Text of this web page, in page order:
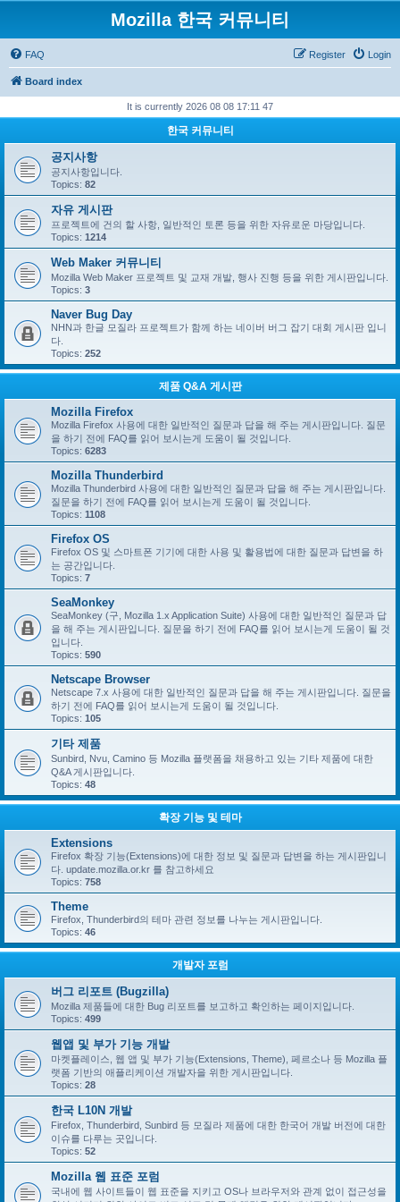
Mozilla 한국 커뮤니티
FAQ Login
Register
Board index
It is currently 2026 08 08 17:11 47
한국 커뮤니티
공지사항
공지사항입니다.
Topics: 82
자유 게시판
프로젝트에 건의 할 사항, 일반적인 토론 등을 위한 자유로운 마당입니다.
Topics: 1214
Web Maker 커뮤니티
Mozilla Web Maker 프로젝트 및 교재 개발, 행사 진행 등을 위한 게시판입니다.
Topics: 3
Naver Bug Day
NHN과 한글 모질라 프로젝트가 함께 하는 네이버 버그 잡기 대회 게시판 입니
다.
Topics: 252
제품 Q&A 게시판
Mozilla Firefox
Mozilla Firefox 사용에 대한 일반적인 질문과 답을 해 주는 게시판입니다. 질문
을 하기 전에 FAQ를 읽어 보시는게 도움이 될 것입니다.
Topics: 6283
Mozilla Thunderbird
Mozilla Thunderbird 사용에 대한 일반적인 질문과 답을 해 주는 게시판입니다.
질문을 하기 전에 FAQ를 읽어 보시는게 도움이 될 것입니다.
Topics: 1108
Firefox OS
Firefox OS 및 스마트폰 기기에 대한 사용 및 활용법에 대한 질문과 답변을 하
는 공간입니다.
Topics: 7
SeaMonkey
SeaMonkey (구, Mozilla 1.x Application Suite) 사용에 대한 일반적인 질문과 답
을 해 주는 게시판입니다. 질문을 하기 전에 FAQ를 읽어 보시는게 도움이 될 것
입니다.
Topics: 590
Netscape Browser
Netscape 7.x 사용에 대한 일반적인 질문과 답을 해 주는 게시판입니다. 질문을
하기 전에 FAQ를 읽어 보시는게 도움이 될 것입니다.
Topics: 105
기타 제품
Sunbird, Nvu, Camino 등 Mozilla 플랫폼을 채용하고 있는 기타 제품에 대한
Q&A 게시판입니다.
Topics: 48
확장 기능 및 테마
Extensions
Firefox 확장 기능(Extensions)에 대한 정보 및 질문과 답변을 하는 게시판입니
다. update.mozilla.or.kr 를 참고하세요
Topics: 758
Theme
Firefox, Thunderbird의 테마 관련 정보를 나누는 게시판입니다.
Topics: 46
개발자 포럼
버그 리포트 (Bugzilla)
Mozilla 제품들에 대한 Bug 리포트를 보고하고 확인하는 페이지입니다.
Topics: 499
웹앱 및 부가 기능 개발
마켓플레이스, 웹 앱 및 부가 기능(Extensions, Theme), 페르소나 등 Mozilla 플
랫폼 기반의 애플리케이션 개발자을 위한 게시판입니다.
Topics: 28
한국 L10N 개발
Firefox, Thunderbird, Sunbird 등 모질라 제품에 대한 한국어 개발 버전에 대한
이슈를 다루는 곳입니다.
Topics: 52
Mozilla 웹 표준 포럼
국내에 웹 사이트들이 웹 표준을 지키고 OS나 브라우저와 관계 없이 접근성을